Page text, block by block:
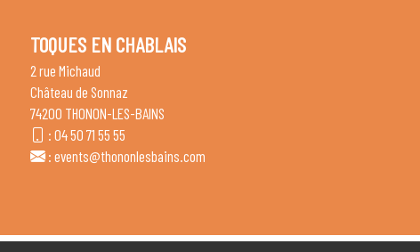
TOQUES EN CHABLAIS
2 rue Michaud
Château de Sonnaz
74200 THONON-LES-BAINS
: 04 50 71 55 55
: events@thononlesbains.com